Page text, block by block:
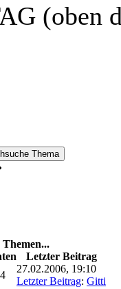
(oben
Letzter Beitrag
27.02.2006, 19:10
Letzter Beitrag: Gitti